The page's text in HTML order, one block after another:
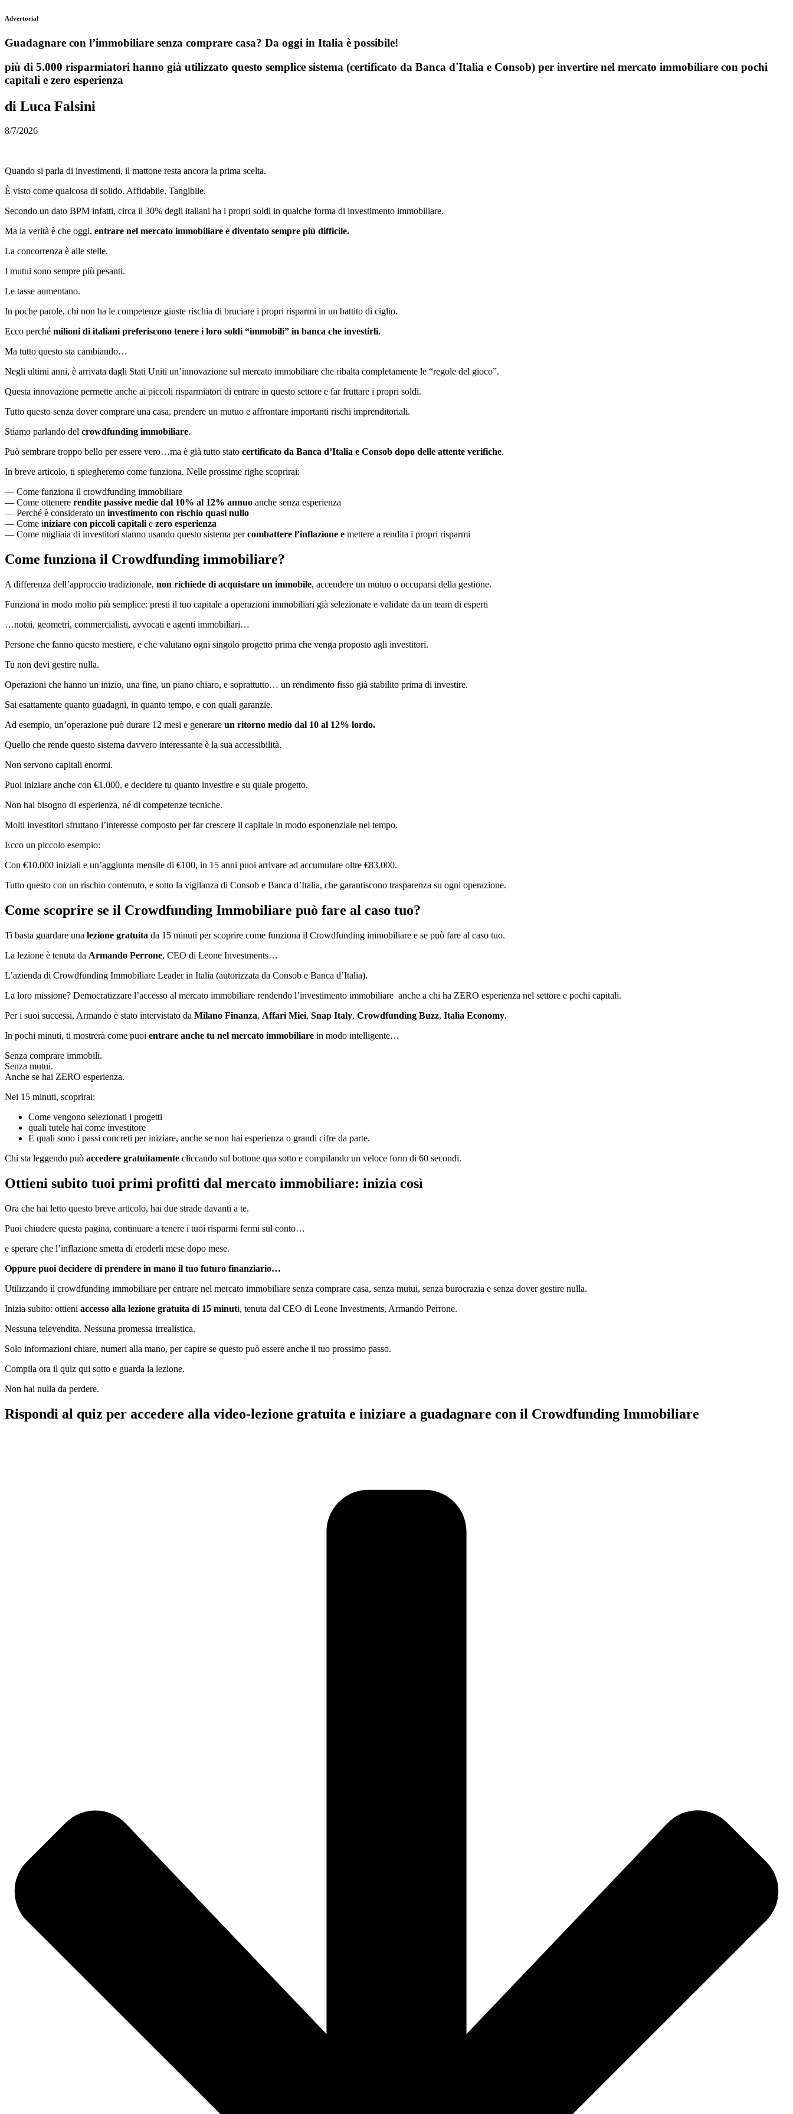
Advertorial
Guadagnare con l’immobiliare senza comprare casa? Da oggi in Italia è possibile!
più di 5.000 risparmiatori hanno già utilizzato questo semplice sistema (certificato da Banca d'Italia e Consob) per invertire nel mercato immobiliare con pochi
capitali e zero esperienza
di Luca Falsini
8/7/2026
Quando si parla di investimenti, il mattone resta ancora la prima scelta.
È visto come qualcosa di solido. Affidabile. Tangibile.
Secondo un dato BPM infatti, circa il 30% degli italiani ha i propri soldi in qualche forma di investimento immobiliare.
Ma la verità è che oggi, entrare nel mercato immobiliare è diventato sempre più difficile.
La concorrenza è alle stelle.
I mutui sono sempre più pesanti.
Le tasse aumentano.
In poche parole, chi non ha le competenze giuste rischia di bruciare i propri risparmi in un battito di ciglio.
Ecco perché milioni di italiani preferiscono tenere i loro soldi “immobili” in banca che investirli.
Ma tutto questo sta cambiando…
Negli ultimi anni, è arrivata dagli Stati Uniti un’innovazione sul mercato immobiliare che ribalta completamente le “regole del gioco”.
Questa innovazione permette anche ai piccoli risparmiatori di entrare in questo settore e far fruttare i propri soldi.
Tutto questo senza dover comprare una casa, prendere un mutuo e affrontare importanti rischi imprenditoriali.
Stiamo parlando del crowdfunding immobiliare.
Può sembrare troppo bello per essere vero…ma è già tutto stato certificato da Banca d’Italia e Consob dopo delle attente verifiche.
In breve articolo, ti spiegheremo come funziona. Nelle prossime righe scoprirai:
— Come funziona il crowdfunding immobiliare
— Come ottenere rendite passive medie dal 10% al 12% annuo anche senza esperienza
— Perché è considerato un investimento con rischio quasi nullo
— Come iniziare con piccoli capitalie zero esperienza
— Come migliaia di investitori stanno usando questo sistema percombattere l’inflazione e mettere a rendita i propri risparmi
Come funziona il Crowdfunding immobiliare?
A differenza dell’approccio tradizionale, non richiede di acquistare un immobile, accendere un mutuo o occuparsi della gestione.
Funziona in modo molto più semplice: presti il tuo capitale a operazioni immobiliari già selezionate e validate da un team di esperti
…notai, geometri, commercialisti, avvocati e agenti immobiliari…
Persone che fanno questo mestiere, e che valutano ogni singolo progetto prima che venga proposto agli investitori.
Tu non devi gestire nulla.
Operazioni che hanno un inizio, una fine, un piano chiaro, e soprattutto… un rendimento fisso già stabilito prima di investire.
Sai esattamente quanto guadagni, in quanto tempo, e con quali garanzie.
Ad esempio, un’operazione può durare 12 mesi e generare un ritorno medio dal 10 al 12% lordo.
Quello che rende questo sistema davvero interessante è la sua accessibilità.
Non servono capitali enormi.
Puoi iniziare anche con €1.000, e decidere tu quanto investire e su quale progetto.
Non hai bisogno di esperienza, né di competenze tecniche.
Molti investitori sfruttano l’interesse composto per far crescere il capitale in modo esponenziale nel tempo.
Ecco un piccolo esempio:
Con €10.000 iniziali e un’aggiunta mensile di €100, in 15 anni puoi arrivare ad accumulare oltre €83.000.
Tutto questo con un rischio contenuto, e sotto la vigilanza di Consob e Banca d’Italia, che garantiscono trasparenza su ogni operazione.
Come scoprire se il Crowdfunding Immobiliare può fare al caso tuo?
Ti basta guardare una lezione gratuita da 15 minuti per scoprire come funziona il Crowdfunding immobiliare e se può fare al caso tuo.
La lezione è tenuta da Armando Perrone, CEO di Leone Investments…
L’azienda di Crowdfunding Immobiliare Leader in Italia (autorizzata da Consob e Banca d’Italia).
La loro missione? Democratizzare l’accesso al mercato immobiliare rendendo l’investimento immobiliare anche a chi ha ZERO esperienza nel settore e pochi capitali.
Per i suoi successi, Armando è stato intervistato da Milano Finanza, Affari Miei, Snap Italy, Crowdfunding Buzz, Italia Economy.
In pochi minuti, ti mostrerà come puoi entrare anche tu nel mercato immobiliare in modo intelligente…
Senza comprare immobili.
Senza mutui.
Anche se hai ZERO esperienza.
Nei 15 minuti, scoprirai:
Come vengono selezionati i progetti
quali tutele hai come investitore
E quali sono i passi concreti per iniziare, anche se non hai esperienza o grandi cifre da parte.
Chi sta leggendo può accedere gratuitamente cliccando sul bottone qua sotto e compilando un veloce form di 60 secondi.
Ottieni subito tuoi primi profitti dal mercato immobiliare: inizia così
Ora che hai letto questo breve articolo, hai due strade davanti a te.
Puoi chiudere questa pagina, continuare a tenere i tuoi risparmi fermi sul conto…
e sperare che l’inflazione smetta di eroderli mese dopo mese.
Oppure puoi decidere di prendere in mano il tuo futuro finanziario…
Utilizzando il crowdfunding immobiliare per entrare nel mercato immobiliare senza comprare casa, senza mutui, senza burocrazia e senza dover gestire nulla.
Inizia subito: ottieni accesso alla lezione gratuita di 15 minuti, tenuta dal CEO di Leone Investments, Armando Perrone.
Nessuna televendita. Nessuna promessa irrealistica.
Solo informazioni chiare, numeri alla mano, per capire se questo può essere anche il tuo prossimo passo.
Compila ora il quiz qui sotto e guarda la lezione.
Non hai nulla da perdere.
Rispondi al quiz per accedere alla video-lezione gratuita e iniziare a guadagnare con il Crowdfunding Immobiliare